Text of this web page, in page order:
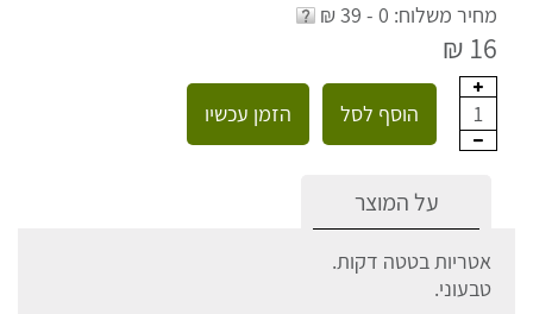
מחיר משלוח: 0 - 39 ₪
16 ₪
1 הוסף לסל הזמן עכשיו
על המוצר
אטריות בטטה דקות.
טבעוני.